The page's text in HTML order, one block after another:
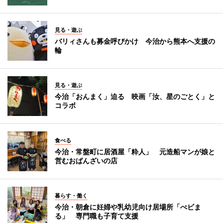
見る・遊ぶ
バリィさんも募金呼びかけ 今治から熊本へ支援の
輪
見る・遊ぶ
今治「おんまく」迫る 映画「汝、星のごとく」と
コラボ
食べる
今治・常盤町に居酒屋「粋人」 元造船マンが娘と
営むおばんざいの店
暮らす・働く
今治・朝倉に妊婦や乳幼児向け居場所「べビま
る」 専門職も子育て支援